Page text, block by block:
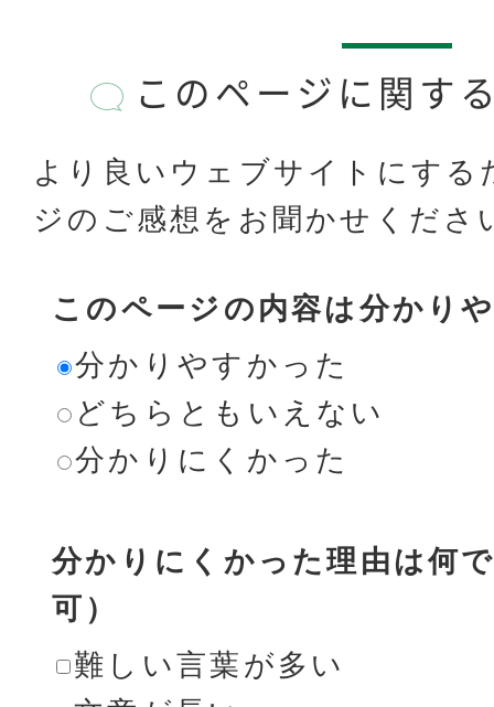
このページに関す
より良いウェブサイトにする
ジのご感想をお聞かせくださ
このページの内容は分かり
分かりやすかった
どちらともいえない
分かりにくかった
分かりにくかった理由は何
可）
難しい言葉が多い